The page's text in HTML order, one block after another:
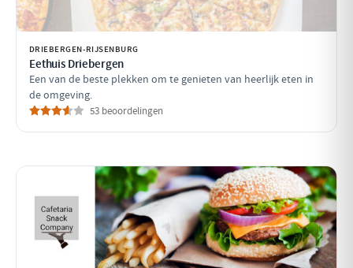
DRIEBERGEN-RIJSENBURG
Eethuis Driebergen
Een van de beste plekken om te genieten van heerlijk eten in
de omgeving.
53 beoordelingen